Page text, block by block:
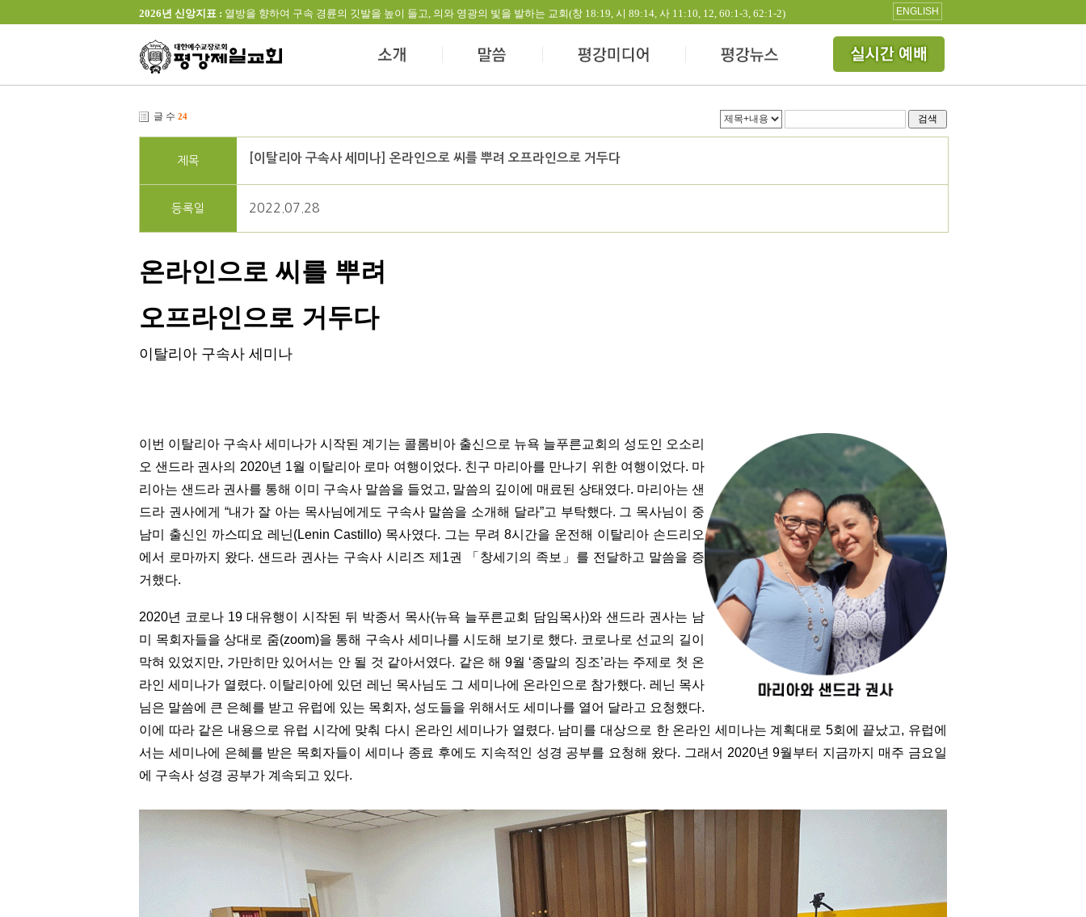
2026년 신앙지표 : 열방을 향하여 구속 경륜의 깃발을 높이 들고, 의와 영광의 빛을 발하는 교회(창 18:19, 시 89:14, 사 11:10, 12, 60:1-3, 62:1-2) ENGLISH
글 수 24 검색
제목 [이탈리아 구속사 세미나] 온라인으로 씨를 뿌려 오프라인으로 거두다
등록일 2022.07.28
온라인으로 씨를 뿌려
오프라인으로 거두다
이탈리아 구속사 세미나
이번 이탈리아 구속사 세미나가 시작된 계기는 콜롬비아 출신으로 뉴욕 늘푸른교회의 성도인 오소리
오 샌드라 권사의 2020년 1월 이탈리아 로마 여행이었다. 친구 마리아를 만나기 위한 여행이었다. 마
리아는 샌드라 권사를 통해 이미 구속사 말씀을 들었고, 말씀의 깊이에 매료된 상태였다. 마리아는 샌
드라 권사에게 “내가 잘 아는 목사님에게도 구속사 말씀을 소개해 달라”고 부탁했다. 그 목사님이 중
남미 출신인 까스띠요 레닌(Lenin Castillo) 목사였다. 그는 무려 8시간을 운전해 이탈리아 손드리오
에서 로마까지 왔다. 샌드라 권사는 구속사 시리즈 제1권 「창세기의 족보」를 전달하고 말씀을 증
거했다.
2020년 코로나 19 대유행이 시작된 뒤 박종서 목사(뉴욕 늘푸른교회 담임목사)와 샌드라 권사는 남
미 목회자들을 상대로 줌(zoom)을 통해 구속사 세미나를 시도해 보기로 했다. 코로나로 선교의 길이
막혀 있었지만, 가만히만 있어서는 안 될 것 같아서였다. 같은 해 9월 ‘종말의 징조’라는 주제로 첫 온
라인 세미나가 열렸다. 이탈리아에 있던 레닌 목사님도 그 세미나에 온라인으로 참가했다. 레닌 목사
님은 말씀에 큰 은혜를 받고 유럽에 있는 목회자, 성도들을 위해서도 세미나를 열어 달라고 요청했다.
이에 따라 같은 내용으로 유럽 시각에 맞춰 다시 온라인 세미나가 열렸다. 남미를 대상으로 한 온라인 세미나는 계획대로 5회에 끝났고, 유럽에
서는 세미나에 은혜를 받은 목회자들이 세미나 종료 후에도 지속적인 성경 공부를 요청해 왔다. 그래서 2020년 9월부터 지금까지 매주 금요일
에 구속사 성경 공부가 계속되고 있다.